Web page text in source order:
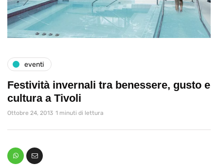
eventi
Festività invernali tra benessere, gusto e
cultura a Tivoli
Ottobre 24, 2013 1 minuti di lettura